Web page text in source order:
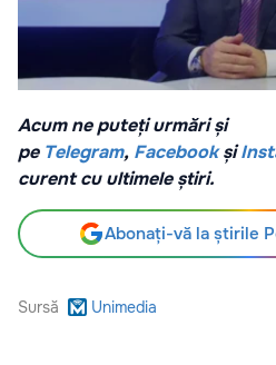
Acum ne puteți urmări și
pe Telegram, Facebookși
curent cu ultimele știri.
Abonați-vă la știrile
Sursă Unimedia